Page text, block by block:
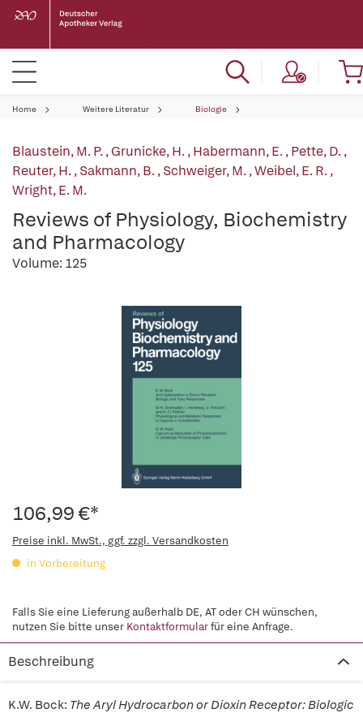
Home Weitere Literatur Biologie
Blaustein, M. P.,Grunicke, H.,Habermann, E.,Pette, D.,
Reuter, H.,Sakmann, B.,Schweiger, M.,Weibel, E. R.,
Wright, E. M.
Reviews of Physiology, Biochemistry
and Pharmacology
Volume: 125
106,99 €*
Preise inkl. MwSt., ggf. zzgl. Versandkosten
in Vorbereitung
Falls Sie eine Lieferung außerhalb DE, AT oder CH wünschen,
nutzen Sie bitte unser Kontaktformularfür eine Anfrage.
Beschreibung
K.W. Bock: The Aryl Hydrocarbon or Dioxin Receptor: Biologic